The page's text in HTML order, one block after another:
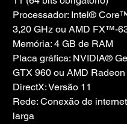
Processador: Intel®
3,20 GHz ou AMD FX™-
Memória: 4 GB de RAM
Placa gráfica: NVIDIA®
GTX 960 ou AMD
DirectX: Versão 11
Rede: Conexão de
larga